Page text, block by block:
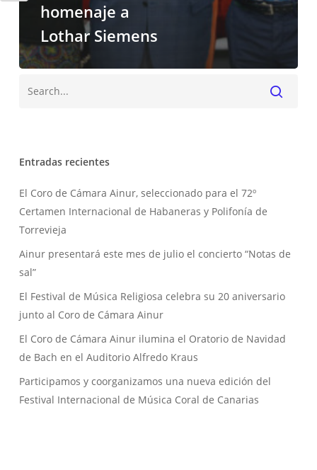
homenaje a
Lothar Siemens
Entradas recientes
El Coro de Cámara Ainur, seleccionado para el 72º
Certamen Internacional de Habaneras y Polifonía de
Torrevieja
Ainur presentará este mes de julio el concierto “Notas de
sal”
El Festival de Música Religiosa celebra su 20 aniversario
junto al Coro de Cámara Ainur
El Coro de Cámara Ainur ilumina el Oratorio de Navidad
de Bach en el Auditorio Alfredo Kraus
Participamos y coorganizamos una nueva edición del
Festival Internacional de Música Coral de Canarias